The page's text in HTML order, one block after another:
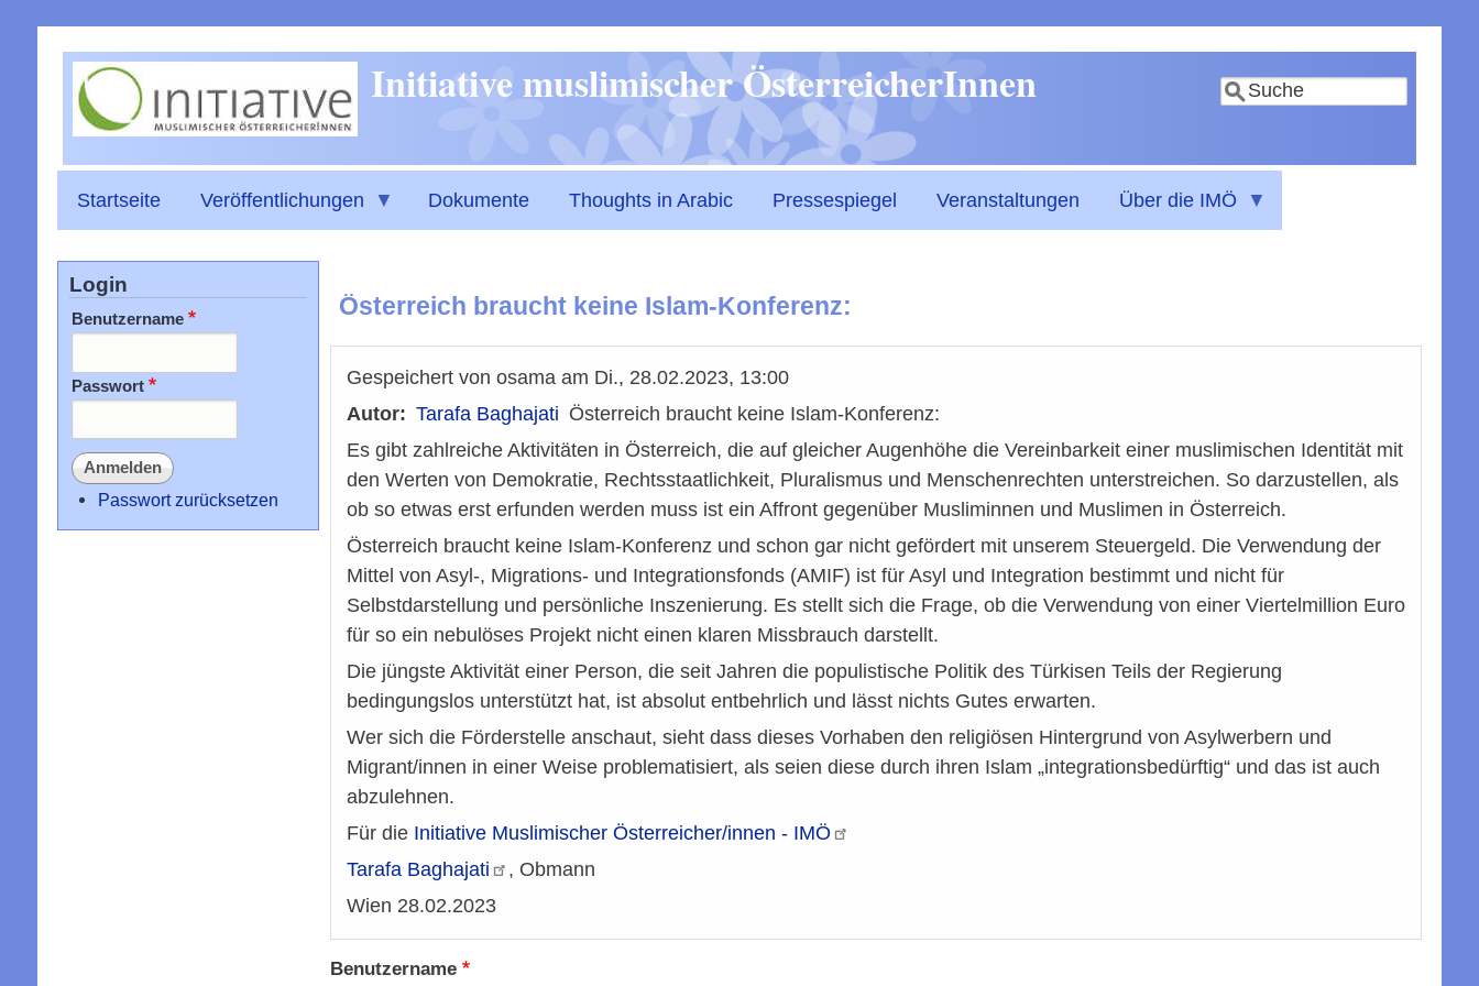
zum
Inhalt
Suche
Initiative muslimischer ÖsterreicherInnen
Startseite Veröffentlichungen Dokumente Thoughts in Arabic Pressespiegel Veranstaltungen Über die IMÖ
Österreich braucht keine Islam-Konferenz:
Gespeichert von osama am Di., 28.02.2023, 13:00
Autor
Tarafa Baghajati Österreich braucht keine Islam-Konferenz:
Es gibt zahlreiche Aktivitäten in Österreich, die auf gleicher Augenhöhe die Vereinbarkeit einer muslimischen Identität mit
den Werten von Demokratie, Rechtsstaatlichkeit, Pluralismus und Menschenrechten unterstreichen. So darzustellen, als
ob so etwas erst erfunden werden muss ist ein Affront gegenüber Musliminnen und Muslimen in Österreich.
Österreich braucht keine Islam-Konferenz und schon gar nicht gefördert mit unserem Steuergeld. Die Verwendung der
Mittel von Asyl-, Migrations- und Integrationsfonds (AMIF) ist für Asyl und Integration bestimmt und nicht für
Selbstdarstellung und persönliche Inszenierung. Es stellt sich die Frage, ob die Verwendung von einer Viertelmillion Euro
für so ein nebulöses Projekt nicht einen klaren Missbrauch darstellt.
Die jüngste Aktivität einer Person, die seit Jahren die populistische Politik des Türkisen Teils der Regierung
bedingungslos unterstützt hat, ist absolut entbehrlich und lässt nichts Gutes erwarten.
Wer sich die Förderstelle anschaut, sieht dass dieses Vorhaben den religiösen Hintergrund von Asylwerbern und
Migrant/innen in einer Weise problematisiert, als seien diese durch ihren Islam „integrationsbedürftig“ und das ist auch
abzulehnen.
Für die Initiative Muslimischer Österreicher/innen - IMÖ
Tarafa Baghajati
, Obmann
Wien 28.02.2023
Benutzername
Login
Benutzername
Passwort
Passwort zurücksetzen